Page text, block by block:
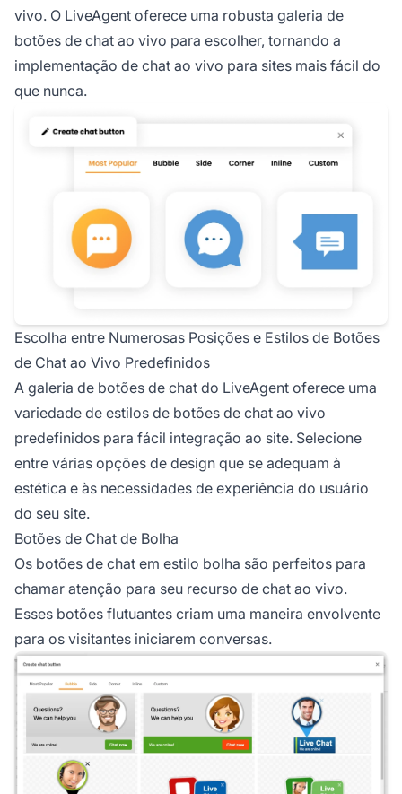
vivo. O LiveAgent oferece uma robusta galeria de
botões de chat ao vivo para escolher, tornando a
implementação de chat ao vivo para sites mais fácil do
que nunca.
Escolha entre Numerosas Posições e Estilos de Botões
de Chat ao Vivo Predefinidos
A galeria de botões de chat do LiveAgent oferece uma
variedade de estilos de botões de chat ao vivo
predefinidos para fácil integração ao site. Selecione
entre várias opções de design que se adequam à
estética e às necessidades de experiência do usuário
do seu site.
Botões de Chat de Bolha
Os botões de chat em estilo bolha são perfeitos para
chamar atenção para seu recurso de chat ao vivo.
Esses botões flutuantes criam uma maneira envolvente
para os visitantes iniciarem conversas.